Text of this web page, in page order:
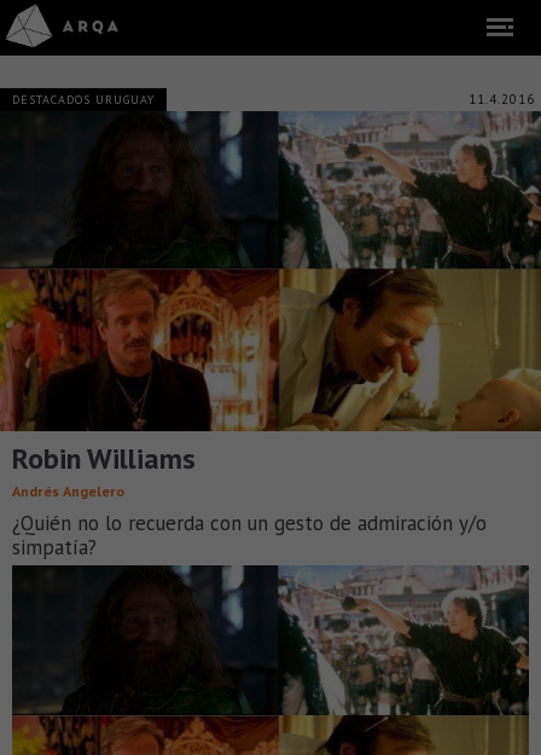
DESTACADOS URUGUAY 11.4.2016
Robin Williams
Andrés Angelero
¿Quién no lo recuerda con un gesto de admiración y/o
simpatía?